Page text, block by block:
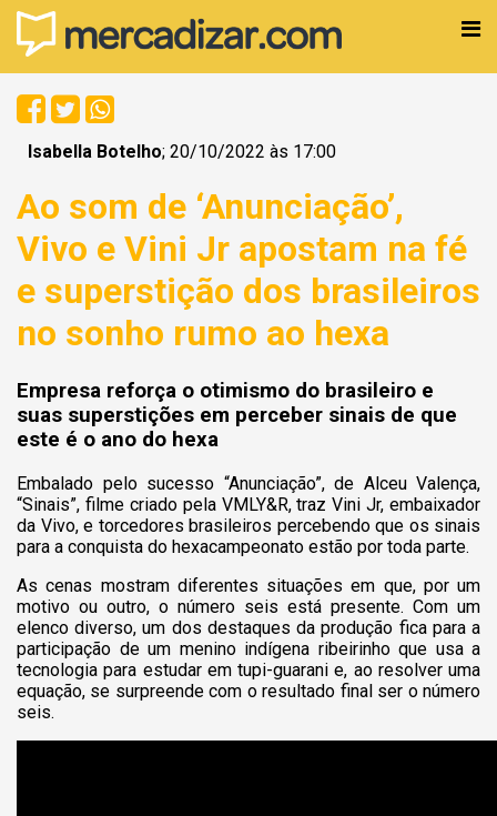
Isabella Botelho; 20/10/2022 às 17:00
Ao som de ‘Anunciação’,
Vivo e Vini Jr apostam na fé
e superstição dos brasileiros
no sonho rumo ao hexa
Empresa reforça o otimismo do brasileiro e
suas superstições em perceber sinais de que
este é o ano do hexa
Embalado pelo sucesso “Anunciação”, de Alceu Valença,
“Sinais”, filme criado pela VMLY&R, traz Vini Jr, embaixador
da Vivo, e torcedores brasileiros percebendo que os sinais
para a conquista do hexacampeonato estão por toda parte.
As cenas mostram diferentes situações em que, por um
motivo ou outro, o número seis está presente. Com um
elenco diverso, um dos destaques da produção fica para a
participação de um menino indígena ribeirinho que usa a
tecnologia para estudar em tupi-guarani e, ao resolver uma
equação, se surpreende com o resultado final ser o número
seis.